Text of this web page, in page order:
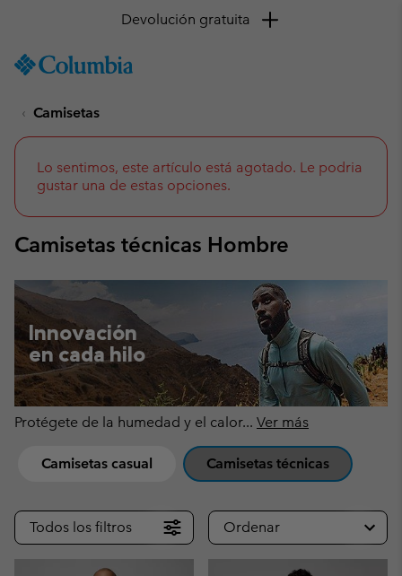
TO
SKIP
NAV
SKIP
TO
SEARCH
Devolución gratuita
Camisetas
Lo sentimos, este artículo está agotado. Le podria
gustar una de estas opciones.
Camisetas técnicas Hombre
Innovación
en cada hilo
Protégete de la humedad y el calor... Ver más
Camisetas casual Camisetas técnicas
Todos los filtros Ordenar